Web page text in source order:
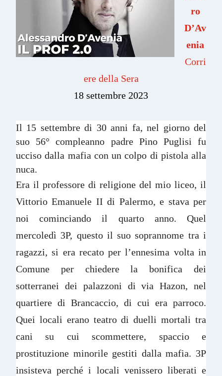
ro
D’Av
enia
Corri
ere della Sera
18 settembre 2023
Il 15 settembre di 30 anni fa, nel giorno del
suo 56° compleanno padre Pino Puglisi fu
ucciso dalla mafia con un colpo di pistola alla
nuca.
Era il professore di religione del mio liceo, il
Vittorio Emanuele II di Palermo, e stava per
noi cominciando il quarto anno. Quel
mercoledì 3P, questo il suo soprannome tra i
ragazzi, si era recato per l’ennesima volta in
Comune per chiedere la bonifica dei
sotterranei dei palazzoni di via Hazon, nel
quartiere di Brancaccio, di cui era parroco.
Quei locali erano teatro di duelli mortali tra
cani su cui scommettere, spaccio e
prostituzione minorile gestiti dalla mafia. 3P
insisteva perché i locali venissero liberati e